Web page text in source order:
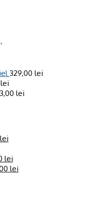
329,00 lei
lei
lei
lei
lei
lei